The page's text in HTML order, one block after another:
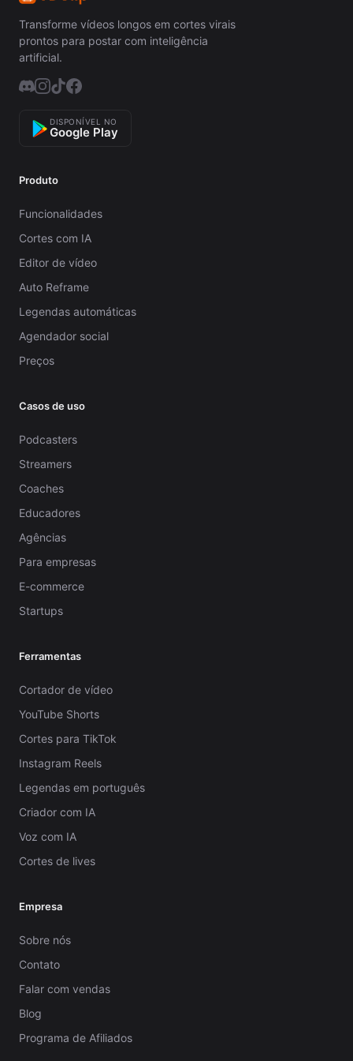
Transforme vídeos longos em cortes virais
prontos para postar com inteligência
artificial.
DISPONÍVEL NO
Google Play
Produto
Funcionalidades
Cortes com IA
Editor de vídeo
Auto Reframe
Legendas automáticas
Agendador social
Preços
Casos de uso
Podcasters
Streamers
Coaches
Educadores
Agências
Para empresas
E-commerce
Startups
Ferramentas
Cortador de vídeo
YouTube Shorts
Cortes para TikTok
Instagram Reels
Legendas em português
Criador com IA
Voz com IA
Cortes de lives
Empresa
Sobre nós
Contato
Falar com vendas
Blog
Programa de Afiliados